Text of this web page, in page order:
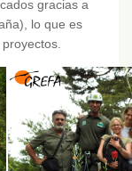
gracias a
lo que es